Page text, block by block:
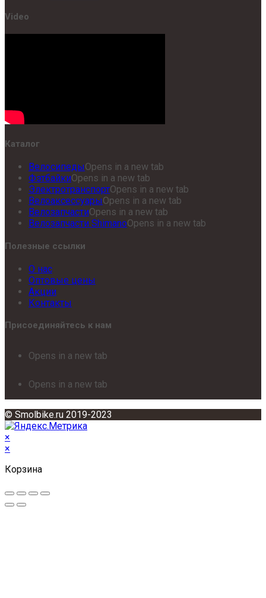
Video
Каталог
ВелосипедыOpens in a new tab
ФэтбайкиOpens in a new tab
ЭлектротранспортOpens in a new tab
ВелоаксессуарыOpens in a new tab
ВелозапчастиOpens in a new tab
Велозапчасти ShimanoOpens in a new tab
Полезные ссылки
О нас
Оптовые цены
Акции
Контакты
Присоединяйтесь к нам
Opens in a new tab
Opens in a new tab
© Smolbike.ru 2019-2023
×
×
Корзина